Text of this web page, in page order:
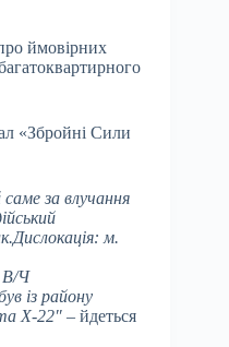
ймовірних
«Збройні Сили
за влучання
м.
В/Ч
із району
Х-22″ – йдеться